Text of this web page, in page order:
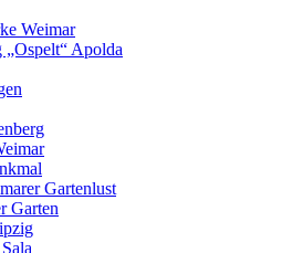
Weimar
„Ospelt“ Apolda
Gartenlust
Garten